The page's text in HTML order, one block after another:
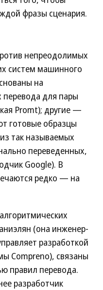
фразы сценария.
непреодолимых
систем машинного
на
перевода для пары
Promt); другие —
готовые образцы
так называемых
переведенных,
Google). В
редко — на
(она инженер-
разработкой
Compreno), связаны
правил перевода.
разработчик